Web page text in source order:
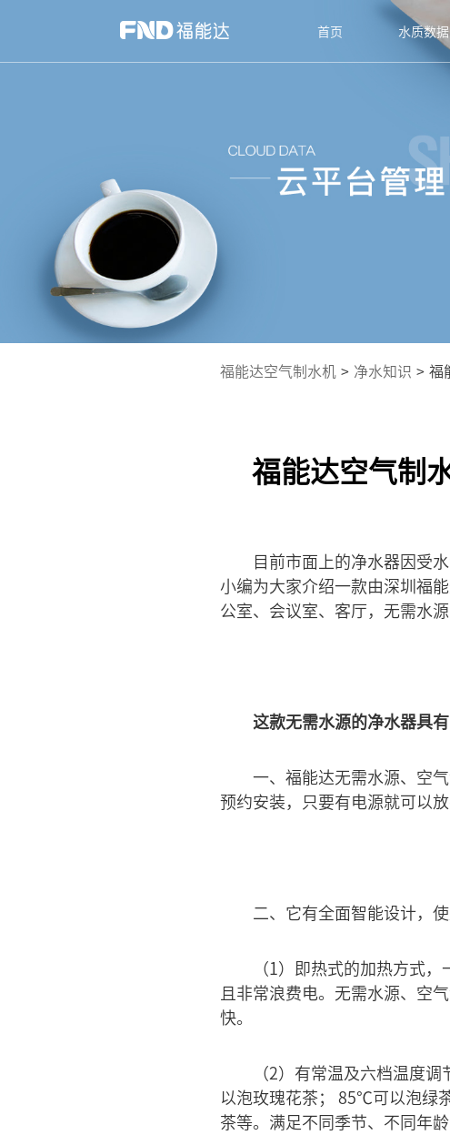
首页 水质数据
福能达空气制水机 > 净水知识 > 福
福能达空气制
目前市面上的净水器因受
小编为大家介绍一款由深圳福
公室、会议室、客厅，无需水
这款无需水源的净水器具有
一、福能达无需水源、空
预约安装，只要有电源就可以
二、它有全面智能设计，使
（1）即热式的加热方式
且非常浪费电。无需水源、空
快。
（2）有常温及六档温度
以泡玫瑰花茶； 85℃可以泡绿
茶等。满足不同季节、不同年